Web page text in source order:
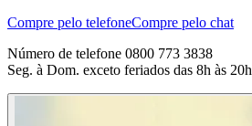
Compre pelo telefoneCompre pelo chat
Número de telefone 0800 773 3838
Seg. à Dom. exceto feriados das 8h às 20h